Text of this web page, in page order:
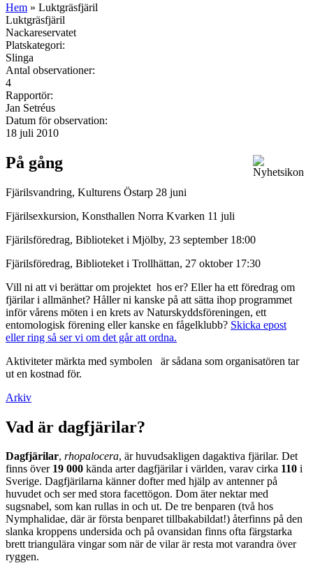
Hem » Luktgräsfjäril
Luktgräsfjäril
Nackareservatet
Platskategori:
Slinga
Antal observationer:
4
Rapportör:
Jan Setréus
Datum för observation:
18 juli 2010
På gång
Fjärilsvandring, Kulturens Östarp 28 juni
Fjärilsexkursion, Konsthallen Norra Kvarken 11 juli
Fjärilsföredrag, Biblioteket i Mjölby, 23 september 18:00
Fjärilsföredrag, Biblioteket i Trollhättan, 27 oktober 17:30
Vill ni att vi berättar om projektet hos er? Eller ha ett föredrag om
fjärilar i allmänhet? Håller ni kanske på att sätta ihop programmet
inför vårens möten i en krets av Naturskyddsföreningen, ett
entomologisk förening eller kanske en fågelklubb? Skicka epost
eller ring så ser vi om det går att ordna.
Aktiviteter märkta med symbolen
är sådana som organisatören tar
ut en kostnad för.
Arkiv
Vad är dagfjärilar?
Dagfjärilar, rhopalocera, är huvudsakligen dagaktiva fjärilar. Det
finns över 19 000 kända arter dagfjärilar i världen, varav cirka 110 i
Sverige. Dagfjärilarna känner dofter med hjälp av antenner på
huvudet och ser med stora facettögon. Dom äter nektar med
sugsnabel, som kan rullas in och ut. De tre benparen (två hos
Nymphalidae, där är första benparet tillbakabildat!) återfinns på den
slanka kroppens undersida och på ovansidan finns ofta färgstarka
brett triangulära vingar som när de vilar är resta mot varandra över
ryggen.